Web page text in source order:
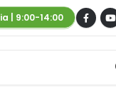
| 9:00-14:00